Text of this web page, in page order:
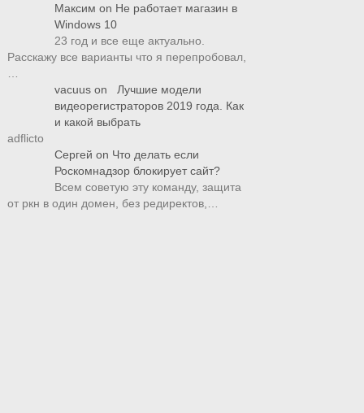
Максим on Не работает магазин в
Windows 10
23 год и все еще актуально.
Расскажу все варианты что я перепробовал,
…
vacuus on
Лучшие модели
видеорегистраторов 2019 года. Как
и какой выбрать
adflicto
Сергей on Что делать если
Роскомнадзор блокирует сайт?
Всем советую эту команду, защита
от ркн в один домен, без редиректов,…